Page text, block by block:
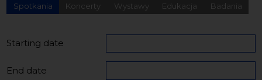
Spotkania
Koncerty Wystawy Edukacja Badania
Starting date
End date